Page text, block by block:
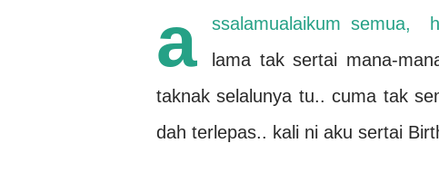
a
ssalamualaikum semua,
lama tak sertai mana-
taknak selalunya tu.. cuma tak
dah terlepas.. kali ni aku sertai